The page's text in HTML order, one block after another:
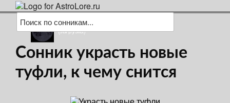
(загрузка)
Сонник украсть новые
туфли, к чему снится